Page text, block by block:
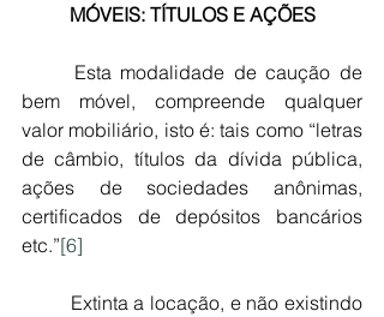
MÓVEIS: TÍTULOS E AÇÕES
bem móvel, compreende qualquer
valor mobiliário, isto é: tais como “letras
de câmbio, títulos da dívida pública,
ações de sociedades anônimas,
certificados de depósitos bancários
etc.”[6]